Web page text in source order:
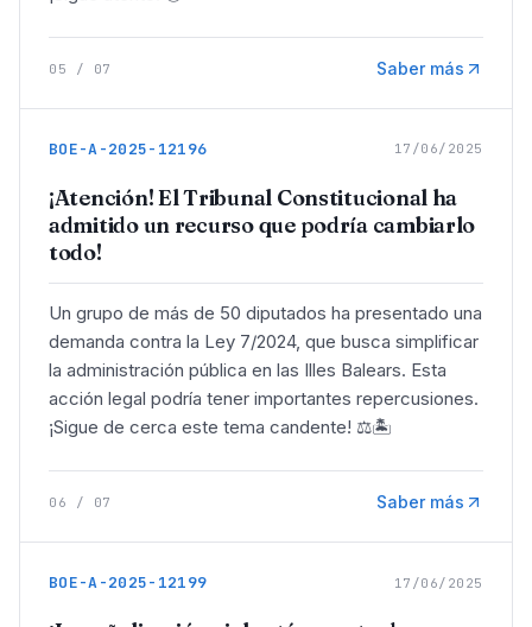
05 / 07 Saber más
BOE-A-2025-12196 17/06/2025
¡Atención! El Tribunal Constitucional ha
admitido un recurso que podría cambiarlo
todo!
Un grupo de más de 50 diputados ha presentado una
demanda contra la Ley 7/2024, que busca simplificar
la administración pública en las Illes Balears. Esta
acción legal podría tener importantes repercusiones.
¡Sigue de cerca este tema candente! ⚖️🏝️
06 / 07 Saber más
BOE-A-2025-12199 17/06/2025